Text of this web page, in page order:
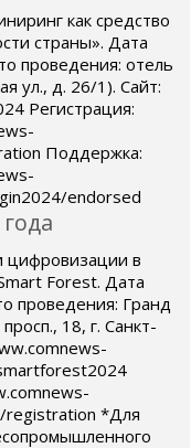
как средство
страны». Дата
проведения: отель
ул., д. 26/1). Сайт:
Регистрация:
Поддержка:
endorsed
в
Forest. Дата
проведения: Гранд
18, г. Санкт-
registration *Для